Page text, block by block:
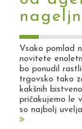
Vsako pomlad
novitete
bo ponudil
trgovsko tako
kakšnih
pričakujemo le
so najbolj